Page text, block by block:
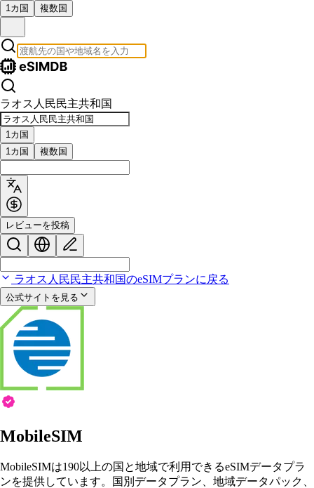
1カ国 複数国
ラオス人民民主共和国
1カ国
1カ国
複数国
レビューを投稿
ラオス人民民主共和国のeSIMプランに戻る
公式サイトを見る
MobileSIM
MobileSIMは190以上の国と地域で利用できるeSIMデータプラ
ンを提供しています。国別データプラン、地域データパック、